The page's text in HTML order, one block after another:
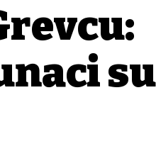
su